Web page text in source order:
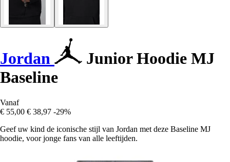
Jordan
Junior Hoodie MJ
Baseline
Vanaf
€ 55,00 € 38,97 -29%
Geef uw kind de iconische stijl van Jordan met deze Baseline MJ
hoodie, voor jonge fans van alle leeftijden.